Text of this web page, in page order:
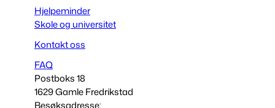
Hjelpeminder
Skole og universitet
Kontakt oss
FAQ
Postboks 18
1629 Gamle Fredrikstad